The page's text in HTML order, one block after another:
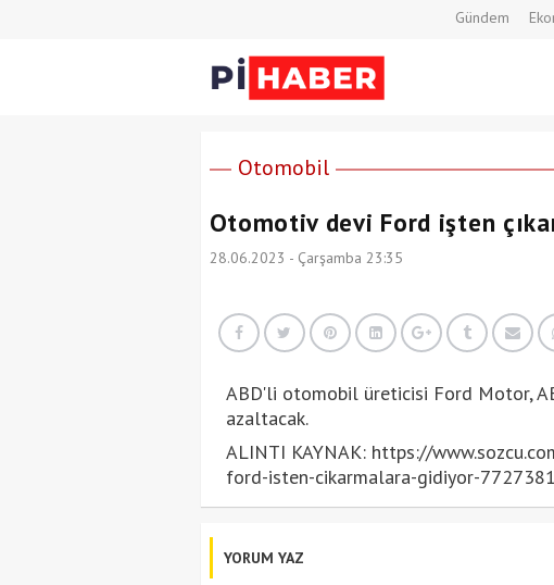
Gündem
Otomobil
Otomotiv devi Ford işten
28.06.2023 - Çarşamba 23:35
ABD'li otomobil üreticisi Ford Motor,
azaltacak.
ALINTI KAYNAK: https://
ford-isten-cikarmalara-gidiyor-
YORUM YAZ